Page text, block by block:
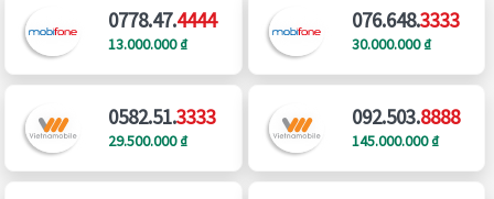
0778.47.4444
13.000.000 ₫
076.648.3333
30.000.000 ₫
0582.51.3333
29.500.000 ₫
092.503.8888
145.000.000 ₫